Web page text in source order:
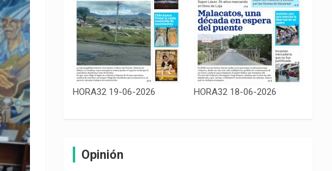
HORA32 19-06-2026 HORA32 18-06-2026
Opinión